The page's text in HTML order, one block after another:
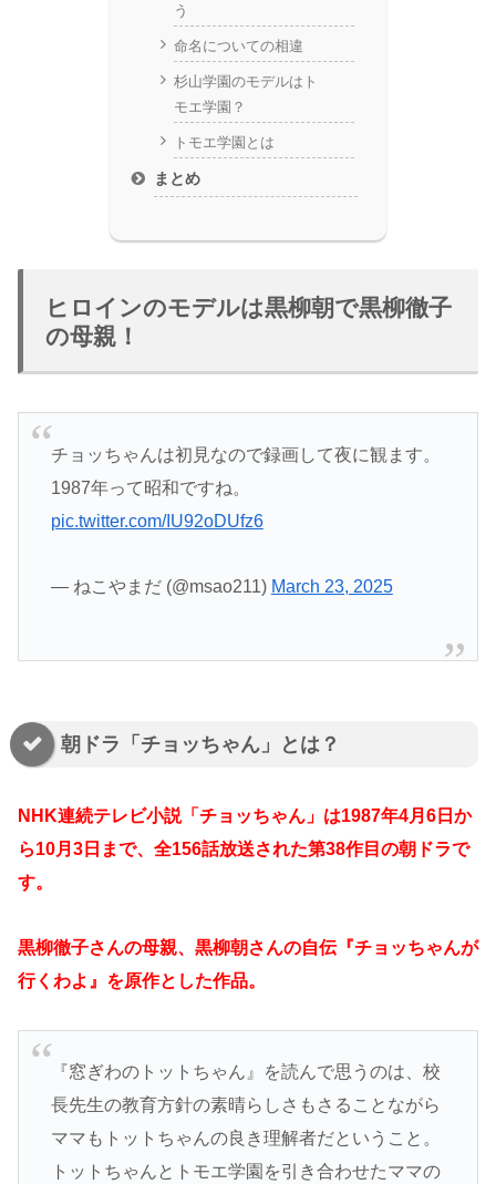
う
命名についての相違
杉山学園のモデルはト
モエ学園？
トモエ学園とは
まとめ
ヒロインのモデルは黒柳朝で黒柳徹子
の母親！
チョッちゃんは初見なので録画して夜に観ます。
1987年って昭和ですね。
pic.twitter.com/IU92oDUfz6
— ねこやまだ (@msao211) March 23, 2025
朝ドラ「チョッちゃん」とは？
NHK連続テレビ小説「チョッちゃん」は1987年4月6日か
ら10月3日まで、全156話放送された第38作目の朝ドラで
す。
黒柳徹子さんの母親、黒柳朝さんの自伝『チョッちゃんが
行くわよ』を原作とした作品。
『窓ぎわのトットちゃん』を読んで思うのは、校
長先生の教育方針の素晴らしさもさることながら
ママもトットちゃんの良き理解者だということ。
トットちゃんとトモエ学園を引き合わせたママの